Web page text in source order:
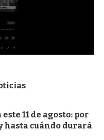
11 de agosto: por
hasta cuándo durará